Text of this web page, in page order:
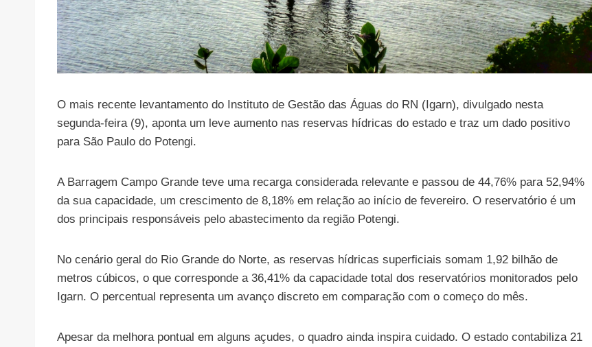
O mais recente levantamento do Instituto de Gestão das Águas do RN (Igarn), divulgado nesta
segunda-feira (9), aponta um leve aumento nas reservas hídricas do estado e traz um dado positivo
para São Paulo do Potengi.
A Barragem Campo Grande teve uma recarga considerada relevante e passou de 44,76% para 52,94%
da sua capacidade, um crescimento de 8,18% em relação ao início de fevereiro. O reservatório é um
dos principais responsáveis pelo abastecimento da região Potengi.
No cenário geral do Rio Grande do Norte, as reservas hídricas superficiais somam 1,92 bilhão de
metros cúbicos, o que corresponde a 36,41% da capacidade total dos reservatórios monitorados pelo
Igarn. O percentual representa um avanço discreto em comparação com o começo do mês.
Apesar da melhora pontual em alguns açudes, o quadro ainda inspira cuidado. O estado contabiliza 21